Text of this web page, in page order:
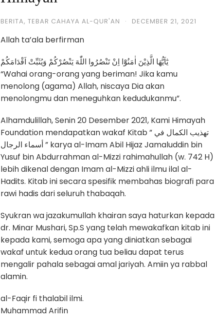
BERITA, TEBAR CAHAYA AL-QUR'AN · DECEMBER 21, 2021
Allah ta’ala berfirman
يٰٓاَيُّهَا الَّذِيْنَ اٰمَنُوْٓا اِنْ تَنْصُرُوا اللّٰهَ يَنْصُرْكُمْ وَيُثَبِّتْ اَقْدَامَكُمْ
“Wahai orang-orang yang beriman! Jika kamu
menolong (agama) Allah, niscaya Dia akan
menolongmu dan meneguhkan kedudukanmu”.
Alhamdulillah, Senin 20 Desember 2021, Kami Himayah
Foundation mendapatkan wakaf Kitab ” تهذيب الكمال في
أسماء الرجال ” karya al-Imam Abil Hijaz Jamaluddin bin
Yusuf bin Abdurrahman al-Mizzi rahimahullah (w. 742 H)
lebih dikenal dengan Imam al-Mizzi ahli ilmu ilal al-
Hadits. Kitab ini secara spesifik membahas biografi para
rawi hadis dari seluruh thabaqah.
Syukran wa jazakumullah khairan saya haturkan kepada
dr. Minar Mushari, Sp.S yang telah mewakafkan kitab ini
kepada kami, semoga apa yang diniatkan sebagai
wakaf untuk kedua orang tua beliau dapat terus
mengalir pahala sebagai amal jariyah. Amiin ya rabbal
alamin.
al-Faqir fi thalabil ilmi.
Muhammad Arifin